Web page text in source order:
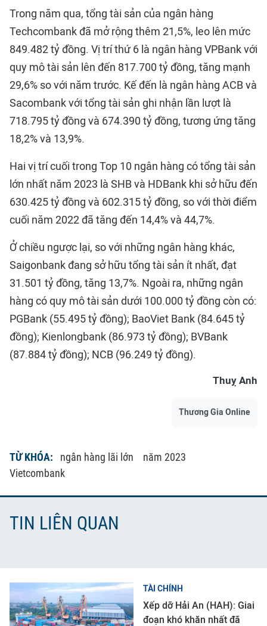
Trong năm qua, tổng tài sản của ngân hàng
Techcombank đã mở rộng thêm 21,5%, leo lên mức
849.482 tỷ đồng. Vị trí thứ 6 là ngân hàng VPBank với
quy mô tài sản lên đến 817.700 tỷ đồng, tăng mạnh
29,6% so với năm trước. Kế đến là ngân hàng ACB và
Sacombank với tổng tài sản ghi nhận lần lượt là
718.795 tỷ đồng và 674.390 tỷ đồng, tương ứng tăng
18,2% và 13,9%.
Hai vị trí cuối trong Top 10 ngân hàng có tổng tài sản
lớn nhất năm 2023 là SHB và HDBank khi sở hữu đến
630.425 tỷ đồng và 602.315 tỷ đồng, so với thời điểm
cuối năm 2022 đã tăng đến 14,4% và 44,7%.
Ở chiều ngược lại, so với những ngân hàng khác,
Saigonbank đang sở hữu tổng tài sản ít nhất, đạt
31.501 tỷ đồng, tăng 13,7%. Ngoài ra, những ngân
hàng có quy mô tài sản dưới 100.000 tỷ đồng còn có:
PGBank (55.495 tỷ đồng); BaoViet Bank (84.645 tỷ
đồng); Kienlongbank (86.973 tỷ đồng); BVBank
(87.884 tỷ đồng); NCB (96.249 tỷ đồng).
Thuỵ Anh
Thương Gia Online
TỪ KHÓA: ngân hàng lãi lớn
năm 2023
Vietcombank
TIN LIÊN QUAN
TÀI CHÍNH
Xếp dỡ Hải An (HAH): Giai
đoạn khó khăn nhất đã